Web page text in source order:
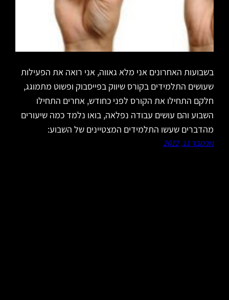
בשבועות האחרונים אני מלא גאווה, אני רואה את הפעילות
שעושים התלמידים בקורס שיווק בפייסבוק ופשוט מתמוגג,
חלקם התחילו את הקורס לפני כחודש, אחרים התחילו
השבוע והם עושים עבודה נפלאה, בואו נלמד כמה שיעורים
מהדברים שעשו התלמידים המצטיינים של השבוע:
נובמבר 11, 2012